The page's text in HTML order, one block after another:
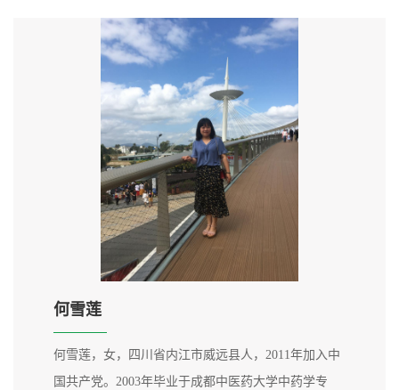
得“四川省中医药工作先进个人”荣誉。作为一名专职
教师，深耕教学一线20余载，主要从事《中药鉴定技
术》、《中药调剂技术》及《...
何雪莲
何雪莲，女，四川省内江市威远县人，2011年加入中
国共产党。2003年毕业于成都中医药大学中药学专